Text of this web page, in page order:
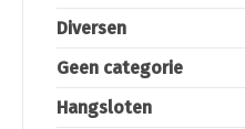
Diversen
Geen categorie
Hangsloten